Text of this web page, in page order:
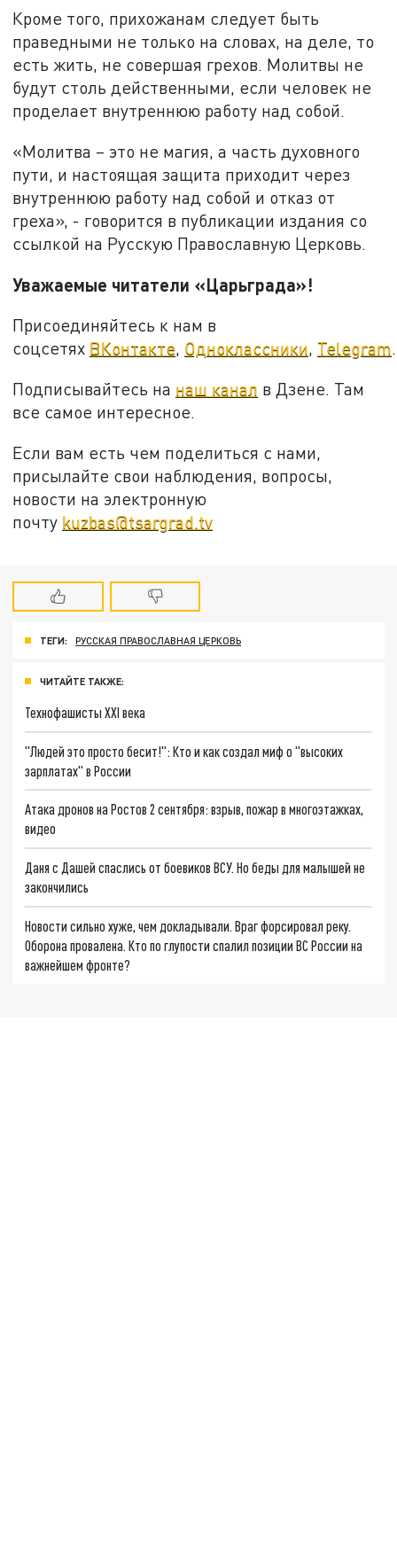
Кроме того, прихожанам следует быть
праведными не только на словах, на деле, то
есть жить, не совершая грехов. Молитвы не
будут столь действенными, если человек не
проделает внутреннюю работу над собой.
«Молитва – это не магия, а часть духовного
пути, и настоящая защита приходит через
внутреннюю работу над собой и отказ от
греха», - говорится в публикации издания со
ссылкой на Русскую Православную Церковь.
Уважаемые читатели «Царьграда»!
Присоединяйтесь к нам в
соцсетях ВКонтакте, Одноклассники, Telegram.
Подписывайтесь на наш канал в Дзене. Там
все самое интересное.
Если вам есть чем поделиться с нами,
присылайте свои наблюдения, вопросы,
новости на электронную
почту kuzbas@tsargrad.tv
ТЕГИ: РУССКАЯ ПРАВОСЛАВНАЯ ЦЕРКОВЬ
ЧИТАЙТЕ ТАКЖЕ:
Технофашисты XXI века
"Людей это просто бесит!": Кто и как создал миф о "высоких
зарплатах" в России
Атака дронов на Ростов 2 сентября: взрыв, пожар в многоэтажках,
видео
Даня с Дашей спаслись от боевиков ВСУ. Но беды для малышей не
закончились
Новости сильно хуже, чем докладывали. Враг форсировал реку.
Оборона провалена. Кто по глупости спалил позиции ВС России на
важнейшем фронте?